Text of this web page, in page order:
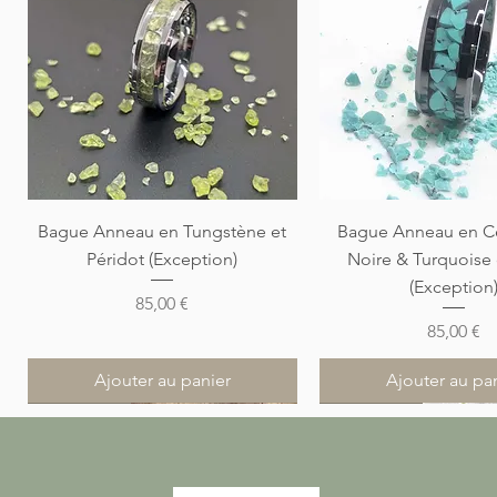
Aperçu rapide
Bague Anneau en Tungstène et
Péridot (Exception)
Prix
85,00 €
Ajouter au panier
Aperçu
Bague Anneau en
Noire &
Prix
85,00 €
Ajouter au
Nouveauté Nouveauté
Nouveauté Nouveauté
Nouveauté